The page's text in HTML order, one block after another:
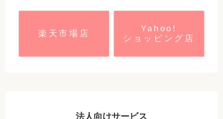
楽天市場店
Yahoo!
ショッピング店
法人向けサービス